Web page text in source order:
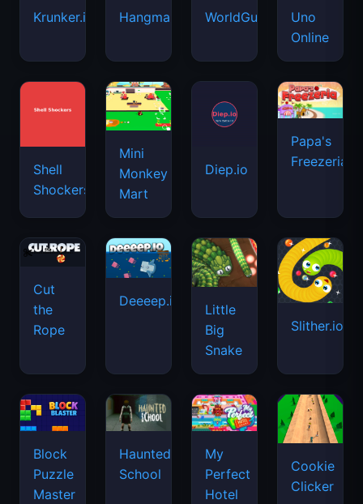
Krunker.io Hangman WorldGuessr
Uno
Online
Shell
Shockers
Mini
Monkey
Mart
Diep.io
Papa's
Freezeria
Cut
the
Rope
Deeeep.io
Little
Big
Snake
Slither.io
Block
Puzzle
Master
Haunted
School
My
Perfect
Hotel
Cookie
Clicker